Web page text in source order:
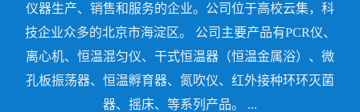
仪器生产、销售和服务的企业。公司位于高校云集，科
技企业众多的北京市海淀区。 公司主要产品有PCR仪、
离心机、恒温混匀仪、干式恒温器（恒温金属浴）、微
孔板振荡器、恒温孵育器、氮吹仪、红外接种环环灭菌
器、摇床、等系列产品。 ...